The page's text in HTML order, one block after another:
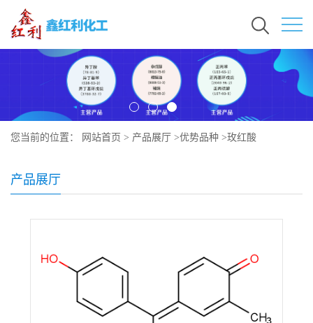
您当前的位置： 网站首页 > 产品展厅 >优势品种 >玫红酸
产品展厅